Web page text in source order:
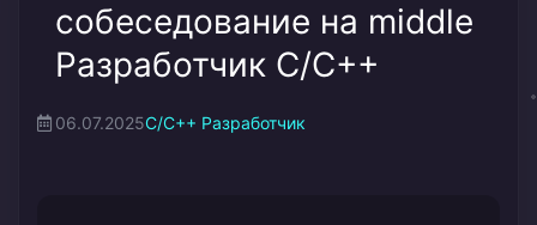
собеседование на middle
Разработчик С/С++
06.07.2025C/C++ Разработчик